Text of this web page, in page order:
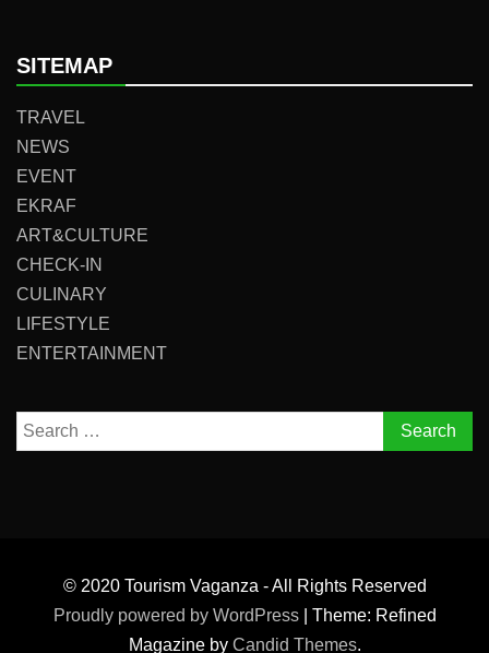
SITEMAP
TRAVEL
NEWS
EVENT
EKRAF
ART&CULTURE
CHECK-IN
CULINARY
LIFESTYLE
ENTERTAINMENT
Search
for:
© 2020 Tourism Vaganza - All Rights Reserved
Proudly powered by WordPress
Theme: Refined
Magazine by Candid Themes.